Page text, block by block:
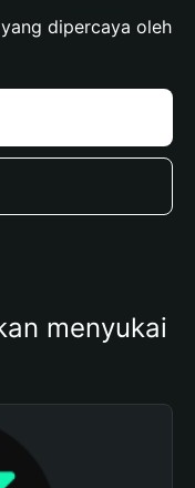
dipercaya oleh
menyukai